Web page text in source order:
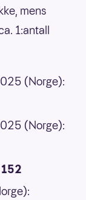
mens
1:antall
(Norge):
(Norge):
152